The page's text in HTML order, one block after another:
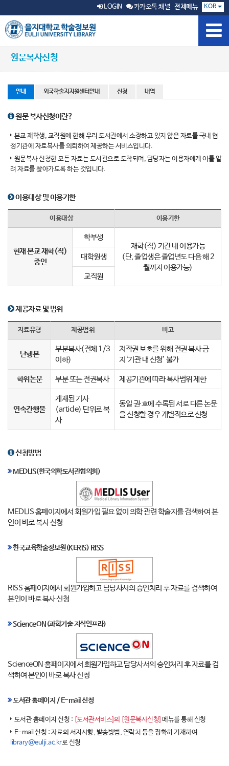
LOGIN 카카오톡 채널 전체메뉴 KOR
원문복사신청
안내 외국학술지지원센터안내 신청 내역
원문 복사신청이란?
본교 재학생, 교직원에 한해 우리 도서관에서 소장하고 있지 않은 자료를 국내 협
정기관에 자료복사를 의뢰하여 제공하는 서비스입니다.
원문복사 신청한 모든 자료는 도서관으로 도착되며, 담당자는 이용자에게 이를 알
려 자료를 찾아가도록 하는 것입니다.
이용대상 및 이용기한
이용대상 이용기한
현재 본교 재학(직)
중인
학부생
재학(직) 기간 내 이용가능
(단, 졸업생은 졸업년도 다음 해 2
월까지 이용가능)
대학원생
교직원
제공자료 및 범위
자료유형 제공범위 비고
단행본
부분복사(전체 1/3
이하)
저작권 보호를 위해 전권 복사 금
지‘기관 내 신청’ 불가
학위논문 부분 또는 전권복사 제공기관에 따라 복사범위 제한
연속간행물
게재된 기사
(article) 단위로 복
사
동일 권∙호에 수록된 서로 다른 논문
을 신청할 경우 개별적으로 신청
신청방법
MEDLIS(한국의학도서관협의회)
MEDLIS 홈페이지에서 회원가입 필요 없이 의학 관련 학술지를 검색하여 본
인이 바로 복사 신청
한국교육학술정보원(KERIS) RISS
RISS 홈페이지에서 회원가입하고 담당사서의 승인처리 후 자료를 검색하여
본인이 바로 복사 신청
ScienceON(과학기술 지식인프라)
ScienceON 홈페이지에서 회원가입하고 담당사서의 승인처리 후 자료를 검
색하여 본인이 바로 복사 신청
도서관 홈페이지 / E-mail 신청
도서관 홈페이지 신청 : [도서관서비스]의 [원문복사신청] 메뉴를 통해 신청
E-mail 신청 : 자료의 서지사항, 발송방법, 연락처 등을 정확히 기재하여
library@eulji.ac.kr로 신청